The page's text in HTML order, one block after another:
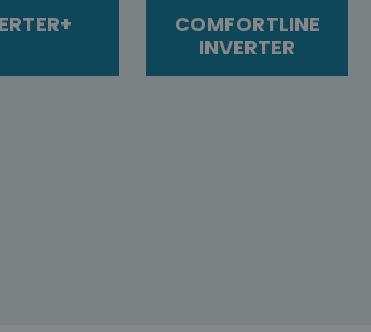
COMFORTLINE
INVERTER